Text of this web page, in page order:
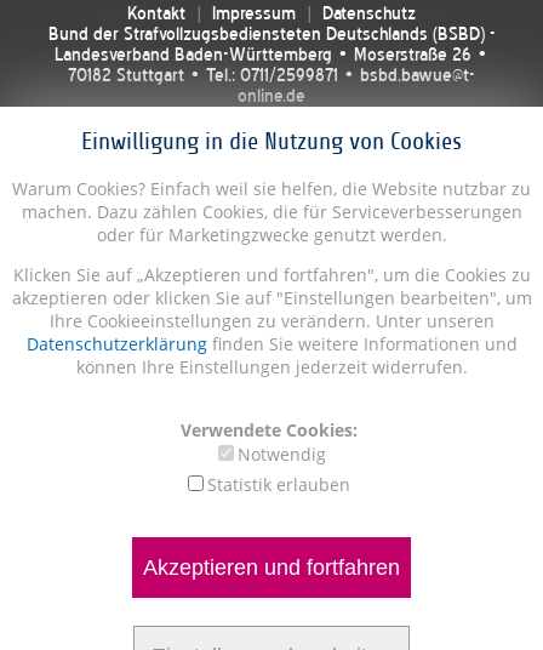
Einwilligung in die Nutzung von Cookies
Warum Cookies? Einfach weil sie helfen, die Website nutzbar zu
machen. Dazu zählen Cookies, die für Serviceverbesserungen
oder für Marketingzwecke genutzt werden.
Klicken Sie auf „Akzeptieren und fortfahren", um die Cookies zu
akzeptieren oder klicken Sie auf "Einstellungen bearbeiten", um
Ihre Cookieeinstellungen zu verändern. Unter unseren
Datenschutzerklärungfinden Sie weitere Informationen und
können Ihre Einstellungen jederzeit widerrufen.
Verwendete Cookies:
Notwendig
Statistik erlauben
Akzeptieren und fortfahren
Kontakt Impressum
Datenschutz
Bund der Strafvollzugsbediensteten Deutschlands (BSBD) -
Landesverband Baden-Württemberg • Moserstraße 26 •
70182 Stuttgart • Tel.: 0711/2599871 • bsbd.bawue@t-
online.de